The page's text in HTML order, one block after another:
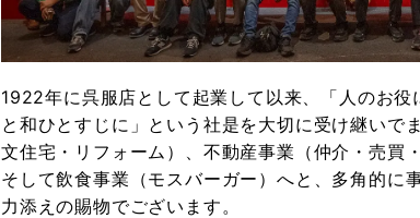
1922年に呉服店として起業して以来、「人のお
と和ひとすじに」という社是を大切に受け継いで
文住宅・リフォーム）、不動産事業（仲介・売買
そして飲食事業（モスバーガー）へと、多角的に
力添えの賜物でございます。